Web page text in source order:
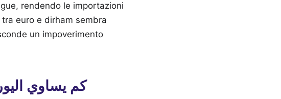
rendendo le importazioni
euro e dirham sembra
un impoverimento